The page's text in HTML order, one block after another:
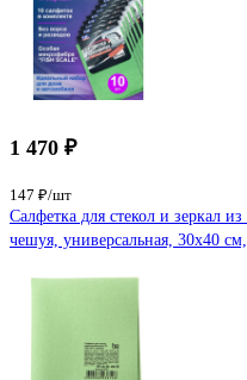
1 470 ₽
147 ₽/шт
Салфетка для стекол и зеркал
чешуя, универсальная, 30x40